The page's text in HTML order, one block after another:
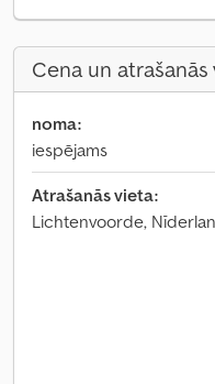
Cena un atrašanās
noma:
iespējams
Atrašanās vieta:
Lichtenvoorde,